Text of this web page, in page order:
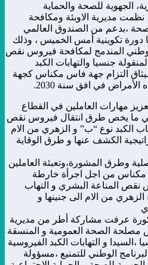
الجهوية للصحة والحماية
مديرية الاوبئة ومكافحة
،بدعم من الصندوق العالمي
دورة تكوينية أمس الخميس ، وذلك
المندمج لمكافحة فيروس نقص
جنسيا والتهابات الكبد
ميثاق التزام جهة فاس مكناس كجهة
في افق سنة 2030.
مهارات العاملين في القطاع
ما يخص طرق انتقال فيروس نقص
الكبد نوع “ب” و الزهري من الام
الكشف عنها و طرق الوقاية
وطرق المشورة،وتعبئة العاملين
من اجل اجرأة خارطة
نقص المناعة البشري و التهاب
من الام الى جنينها و
عرفت مشاركة أطر من مديرية
مصلحة الصحة العمومية و المنسقة
،السيدا و التهابات الكبد الفيروسية
الوطني للتمنيع ،مسؤولة